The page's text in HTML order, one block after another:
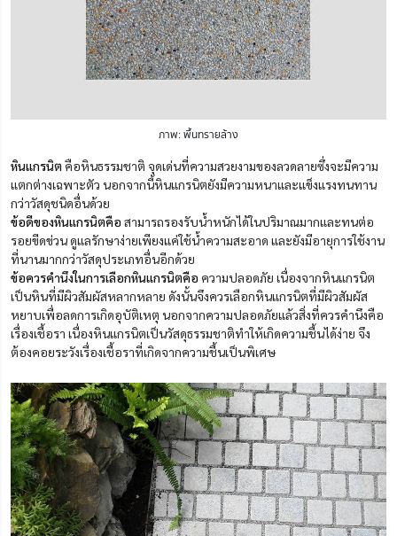
ภาพ: พื้นทรายล้าง
หินแกรนิต คือหินธรรมชาติ จุดเด่นที่ความสวยงามของลวดลายซึ่งจะมีความ
แตกต่างเฉพาะตัว นอกจากนี้หินแกรนิตยังมีความหนาและแข็งแรงทนทาน
กว่าวัสดุชนิดอื่นด้วย
ข้อดีของหินแกรนิตคือ สามารถรองรับน้ำหนักได้ในปริมาณมากและทนต่อ
รอยขีดข่วน ดูแลรักษาง่ายเพียงแค่ใช้น้ำความสะอาด และยังมีอายุการใช้งาน
ที่นานมากกว่าวัสดุประเภทอื่นอีกด้วย
ข้อควรคำนึงในการเลือกหินแกรนิตคือ ความปลอดภัย เนื่องจากหินแกรนิต
เป็นหินที่มีผิวสัมผัสหลากหลาย ดังนั้นจึงควรเลือกหินแกรนิตที่มีผิวสัมผัส
หยาบเพื่อลดการเกิดอุบัติเหตุ นอกจากความปลอดภัยแล้วสิ่งที่ควรคำนึงคือ
เรื่องเชื้อรา เนื่องหินแกรนิตเป็นวัสดุธรรมชาติทำให้เกิดความชื้นได้ง่าย จึง
ต้องคอยระวังเรื่องเชื้อราที่เกิดจากความชื้นเป็นพิเศษ